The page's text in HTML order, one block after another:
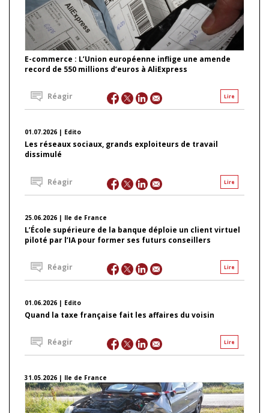
E-commerce : L’Union européenne inflige une amende
record de 550 millions d’euros à AliExpress
Lire
Réagir
01.07.2026 | Edito
Les réseaux sociaux, grands exploiteurs de travail
dissimulé
Lire
Réagir
25.06.2026 | Ile de France
L’École supérieure de la banque déploie un client virtuel
piloté par l’IA pour former ses futurs conseillers
Lire
Réagir
01.06.2026 | Edito
Quand la taxe française fait les affaires du voisin
Lire
Réagir
31.05.2026 | Ile de France